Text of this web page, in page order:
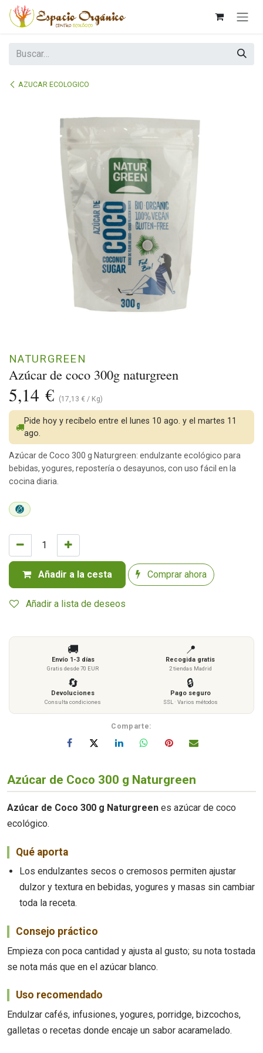
Ir al contenido
AZUCAR ECOLOGICO
Azúcar de coco 300g naturgreen
NATURGREEN
5,14 € (17,13 € / Kg)
Añadir a la cesta Comprar ahora
Añadir a lista de deseos
Pide hoy y recíbelo entre el lunes 10 ago. y el martes 11
ago.
Azúcar de Coco 300 g Naturgreen: endulzante ecológico para
bebidas, yogures, repostería o desayunos, con uso fácil en la
cocina diaria.
🚚
Envío 1-3 días
Gratis desde 70 EUR
📍
Recogida gratis
2 tiendas Madrid
🔄
Devoluciones
Consulta condiciones
🔒
Pago seguro
SSL · Varios métodos
Comparte:
Azúcar de Coco 300 g Naturgreen
Azúcar de Coco 300 g Naturgreen es azúcar de coco
ecológico.
Qué aporta
Los endulzantes secos o cremosos permiten ajustar
dulzor y textura en bebidas, yogures y masas sin cambiar
toda la receta.
Consejo práctico
Empieza con poca cantidad y ajusta al gusto; su nota tostada
se nota más que en el azúcar blanco.
Uso recomendado
Endulzar cafés, infusiones, yogures, porridge, bizcochos,
galletas o recetas donde encaje un sabor acaramelado.